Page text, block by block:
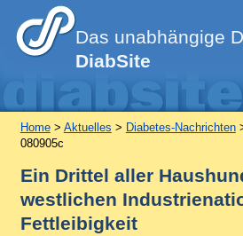
Das unabhängige
DiabSite
Home> Aktuelles > Diabetes-Nachrichten
080905c
Ein Drittel aller
westlichen
Fettleibigkeit